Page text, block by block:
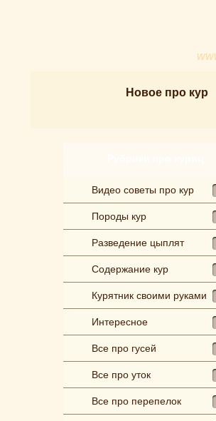
Новое про кур
Видео советы про кур
Породы кур
Разведение цыплят
Содержание кур
Курятник своими руками
Интересное
Все про гусей
Все про уток
Все про перепелок